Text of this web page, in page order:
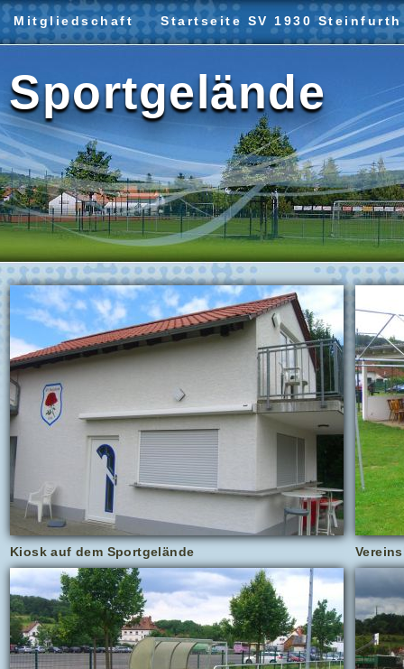
Mitgliedschaft Startseite SV 1930 Steinfurth
Sportgelände
Kiosk auf dem Sportgelände